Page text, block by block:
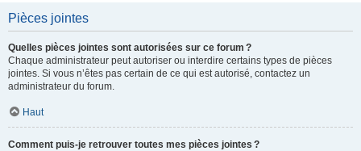
Pièces jointes
Quelles pièces jointes sont autorisées sur ce forum ?
Chaque administrateur peut autoriser ou interdire certains types de pièces
jointes. Si vous n’êtes pas certain de ce qui est autorisé, contactez un
administrateur du forum.
Haut
Comment puis-je retrouver toutes mes pièces jointes ?